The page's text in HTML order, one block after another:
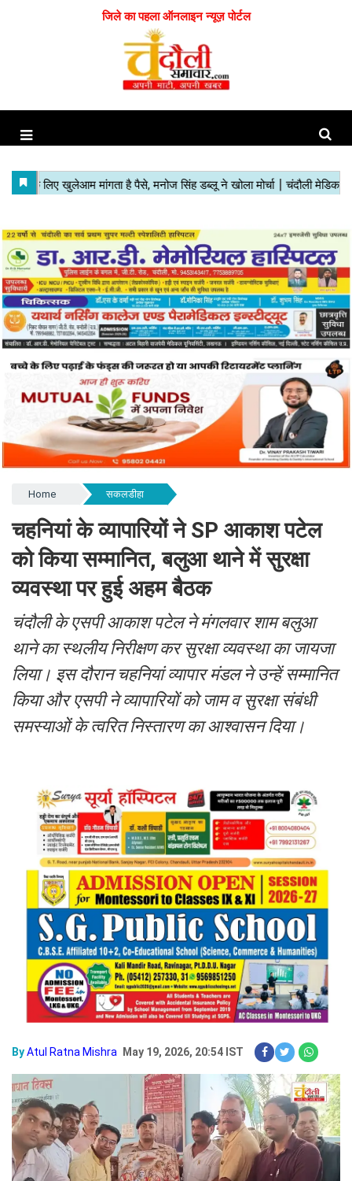
जिले का पहला ऑनलाइन न्यूज़ पोर्टल
Home सकलडीहा
चहनियां के व्यापारियों ने SP आकाश पटेल
को किया सम्मानित, बलुआ थाने में सुरक्षा
व्यवस्था पर हुई अहम बैठक
चंदौली के एसपी आकाश पटेल ने मंगलवार शाम बलुआ
थाने का स्थलीय निरीक्षण कर सुरक्षा व्यवस्था का जायजा
लिया। इस दौरान चहनियां व्यापार मंडल ने उन्हें सम्मानित
किया और एसपी ने व्यापारियों को जाम व सुरक्षा संबंधी
समस्याओं के त्वरित निस्तारण का आश्वासन दिया।
ByAtul Ratna Mishra May 19, 2026, 20:54 IST